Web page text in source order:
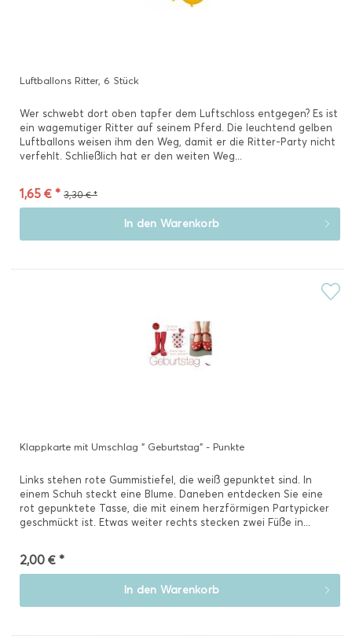
Luftballons Ritter, 6 Stück
Wer schwebt dort oben tapfer dem Luftschloss entgegen? Es ist
ein wagemutiger Ritter auf seinem Pferd. Die leuchtend gelben
Luftballons weisen ihm den Weg, damit er die Ritter-Party nicht
verfehlt. Schließlich hat er den weiten Weg...
1,65 € * 3,30 € *
In den Warenkorb
Klappkarte mit Umschlag " Geburtstag" - Punkte
Links stehen rote Gummistiefel, die weiß gepunktet sind. In
einem Schuh steckt eine Blume. Daneben entdecken Sie eine
rot gepunktete Tasse, die mit einem herzförmigen Partypicker
geschmückt ist. Etwas weiter rechts stecken zwei Füße in...
2,00 € *
In den Warenkorb